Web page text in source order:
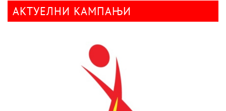
АКТУЕЛНИ КАМПАЊИ